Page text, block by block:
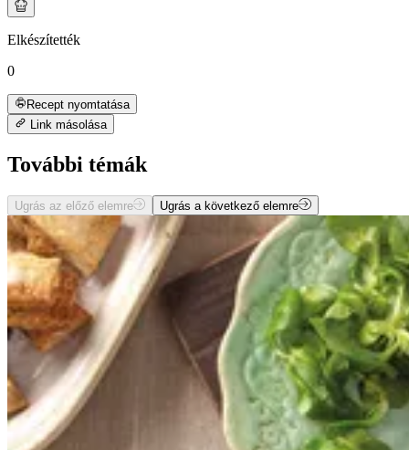
Elkészítették
0
Recept nyomtatása
Link másolása
További témák
Ugrás az előző elemre Ugrás a következő elemre